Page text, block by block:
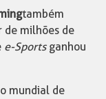
também
de milhões de
e-Sportsganhou
mundial de